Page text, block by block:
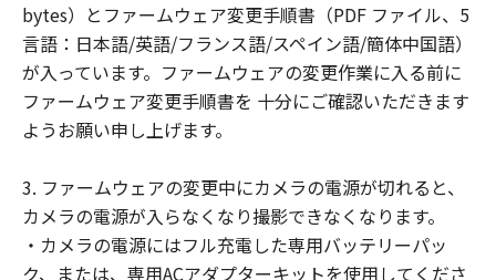
帰属
「許諾ソフトウェア」に係る知的財産権
は、その内容によりキヤノンまたはキヤノ
ンのライセンサーに帰属します。
著作権表示
お客様は、「許諾ソフトウェア」に含まれ
るキヤノンまたはキヤノンのライセンサー
の著作権表示を変更し、除去しまたは削除
してはなりません。
bytes）とファームウェア変更手順書（PDF ファイル、5
言語：日本語/英語/フランス語/スペイン語/簡体中国語）
が入っています。ファームウェアの変更作業に入る前に
ファームウェア変更手順書を 十分にご確認いただきます
ようお願い申し上げます。
3. ファームウェアの変更中にカメラの電源が切れると、
カメラの電源が入らなくなり撮影できなくなります。
・カメラの電源にはフル充電した専用バッテリーパッ
ク、または、専用ACアダプターキットを使用してくださ